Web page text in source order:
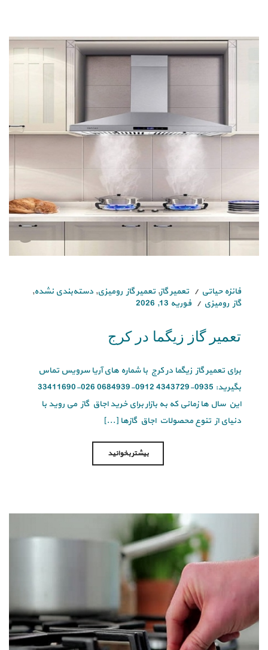
فائزه حیاتی تعمیر گاز, تعمیر گاز رومیزی, دسته‌بندی نشده,
گاز رومیزی
فوریه 13, 2026
تعمیر گاز زیگما در کرج
برای تعمیر گاز زیگما در کرج با شماره های آریا سرویس تماس
بگیرید: 0935-4343729 0912-0684939 026-33411690
این سال ها زمانی که به بازار برای خرید اجاق گاز می روید با
دنیای از تنوع محصولات اجاق گازها [...]
بیشتر بخوانید